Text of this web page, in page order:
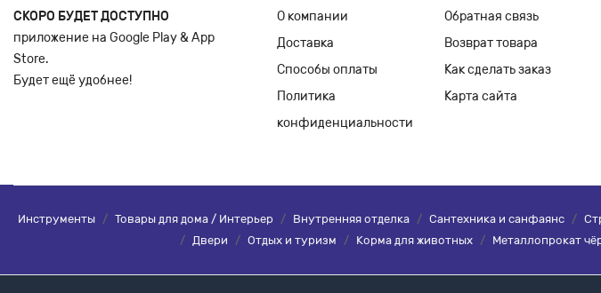
СКОРО БУДЕТ ДОСТУПНО
приложение на Google Play & App
Store.
Будет ещё удобнее!
О компании
Доставка
Способы оплаты
Политика
конфиденциальности
Обратная связь
Возврат товара
Как сделать заказ
Карта сайта
Инструменты / Товары для дома / Интерьер / Внутренняя отделка / Сантехника и санфаянс /
/ Двери / Отдых и туризм / Корма для животных / Металлопрокат